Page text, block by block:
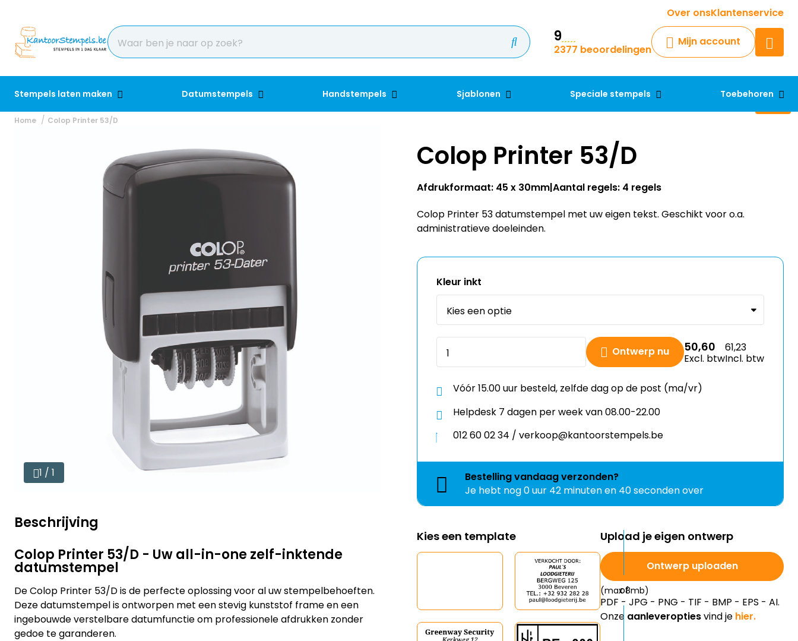
Over onsKlantenservice
9
2377 beoordelingen
Mijn account
Stempels laten maken Datumstempels Handstempels Sjablonen Speciale stempels Toebehoren
Krijg een antwoord op uw vraag
Chatbot
Chat 24/7 met onze chatbot
Contact
Home Colop Printer 53/D
1 / 1
Beschrijving
Colop Printer 53/D - Uw all-in-one zelf-inktende
datumstempel
De Colop Printer 53/D is de perfecte oplossing voor al uw stempelbehoeften.
Deze datumstempel is ontworpen met een stevig kunststof frame en een
ingebouwde verstelbare datumfunctie om professionele afdrukken zonder
gedoe te garanderen.
Colop Printer 53/D
Afdrukformaat: 45 x 30mm
Aantal regels: 4 regels
Colop Printer 53 datumstempel met uw eigen tekst. Geschikt voor o.a.
administratieve doeleinden.
50,60
Excl. btw
61,23
Vóór 15.00 uur besteld, zelfde dag op de post (ma/vr)
Helpdesk 7 dagen per week van 08.00-22.00
012 60 02 34 / verkoop@kantoorstempels.be
Bestellingvandaagverzonden?
Je hebt nog0 uur 42 minuten en 39 seconden over
Ontwerp uploaden
(max 8mb)
PDF - JPG - PNG - TIF - BMP - EPS - AI.
Onzeaanleveropties vind je hier.